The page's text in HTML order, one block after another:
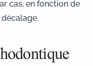
cas, en fonction de